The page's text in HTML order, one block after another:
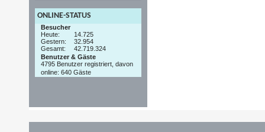
ONLINE-STATUS
Besucher
Heute:
14.725
Gestern:
32.954
Gesamt:
42.719.324
Benutzer & Gäste
4795 Benutzer registriert, davon
online: 640 Gäste